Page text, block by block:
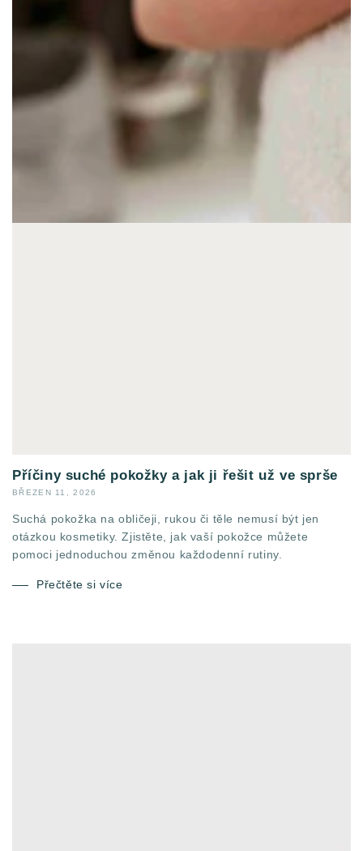
Příčiny suché pokožky a jak ji řešit už ve sprše
BŘEZEN 11, 2026
Suchá pokožka na obličeji, rukou či těle nemusí být jen
otázkou kosmetiky. Zjistěte, jak vaší pokožce můžete
pomoci jednoduchou změnou každodenní rutiny.
Přečtěte si více